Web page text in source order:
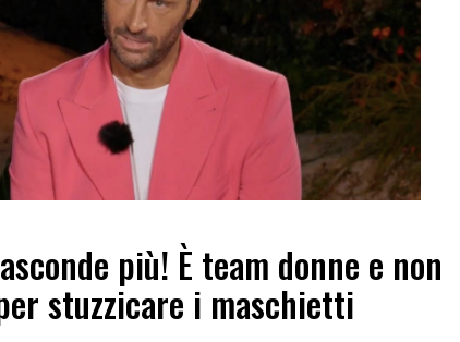
più! È team donne e non
stuzzicare i maschietti